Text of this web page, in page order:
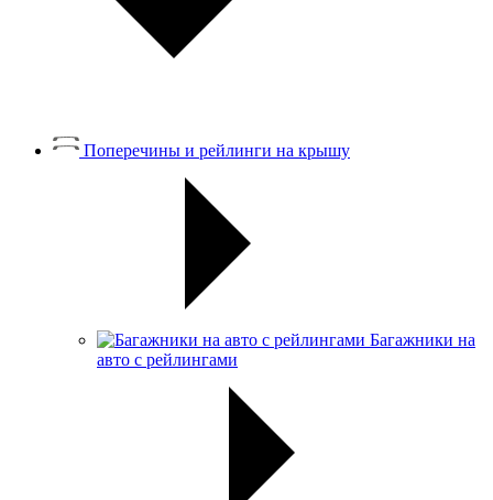
Поперечины и рейлинги на крышу
Багажники на
авто с рейлингами